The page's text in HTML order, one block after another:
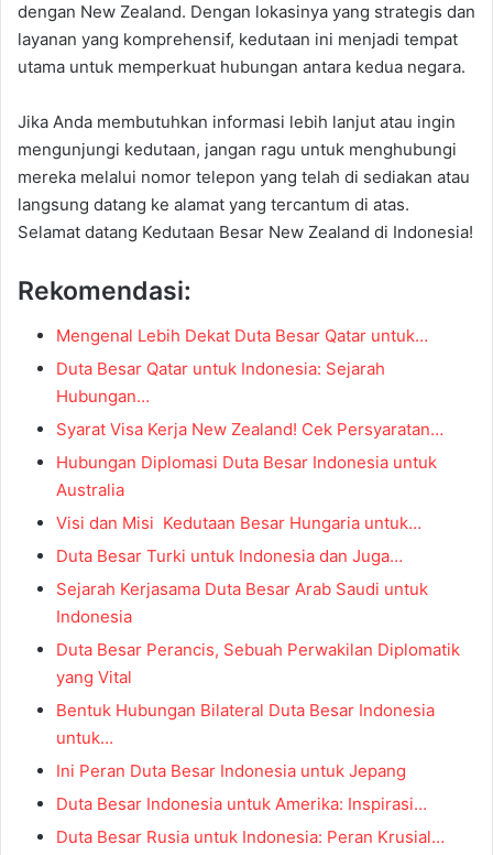
dengan New Zealand. Dengan lokasinya yang strategis dan
layanan yang komprehensif, kedutaan ini menjadi tempat
utama untuk memperkuat hubungan antara kedua negara.
Jika Anda membutuhkan informasi lebih lanjut atau ingin
mengunjungi kedutaan, jangan ragu untuk menghubungi
mereka melalui nomor telepon yang telah di sediakan atau
langsung datang ke alamat yang tercantum di atas.
Selamat datang Kedutaan Besar New Zealand di Indonesia!
Rekomendasi:
Mengenal Lebih Dekat Duta Besar Qatar untuk…
Duta Besar Qatar untuk Indonesia: Sejarah
Hubungan…
Syarat Visa Kerja New Zealand! Cek Persyaratan…
Hubungan Diplomasi Duta Besar Indonesia untuk
Australia
Visi dan Misi Kedutaan Besar Hungaria untuk…
Duta Besar Turki untuk Indonesia dan Juga…
Sejarah Kerjasama Duta Besar Arab Saudi untuk
Indonesia
Duta Besar Perancis, Sebuah Perwakilan Diplomatik
yang Vital
Bentuk Hubungan Bilateral Duta Besar Indonesia
untuk…
Ini Peran Duta Besar Indonesia untuk Jepang
Duta Besar Indonesia untuk Amerika: Inspirasi…
Duta Besar Rusia untuk Indonesia: Peran Krusial…